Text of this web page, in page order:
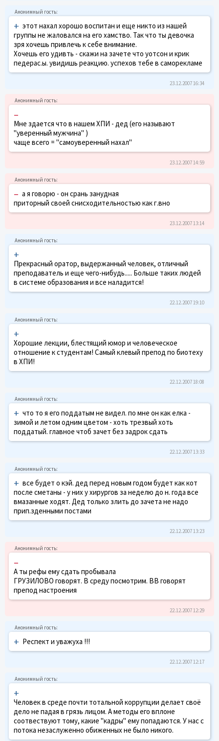
+ этот нахал хорошо воспитан и еще никто из нашей
группы не жаловался на его хамство. Так что ты девочка
зря хочешь привлечь к себе внимание.
Хочешь его удивть - скажи на зачете что уотсон и крик
педерас.ы. увидишь реакцию. успехов тебе в саморекламе
23.12.2007 16:34
–
Мне здается что в нашем ХПИ - дед (его называют
"уверенный мужчина" )
чаще всего = "самоуверенный нахал"
23.12.2007 14:59
– а я говорю - он срань занудная
приторный своей снисходительностью как г.вно
23.12.2007 13:14
+
Прекрасный оратор, выдержанный человек, отличный
преподаватель и еще чего-нибудь..... Больше таких людей
в системе образования и все наладится!
22.12.2007 19:10
+
Хорошие лекции, блестящий юмор и человеческое
отношение к студентам! Самый клевый препод по биотеху
в ХПИ!
22.12.2007 18:08
+ что то я его поддатым не видел. по мне он как елка -
зимой и летом одним цветом - хоть трезвый хоть
поддатый. главное чтоб зачет без задрок сдать
22.12.2007 13:33
+ все будет о кэй. дед перед новым годом будет как кот
после сметаны - у них у хирургов за неделю до н. года все
вмазанные ходят. Дед только злить до зачета не надо
прип.зденными постами
22.12.2007 13:23
–
А ты рефы ему сдать пробывала
ГРУЗИЛОВО говорят. В среду посмотрим. ВВ говорят
препод настроения
22.12.2007 12:29
+ Респект и уважуха !!!
22.12.2007 12:17
+
Человек в среде почти тотальной коррупции делает своё
дело не падая в грязь лицом. А методы его вплоне
соотвествуют тому, какие "кадры" ему попадаются. У нас с
потока незаслуженно обиженных не было никого.